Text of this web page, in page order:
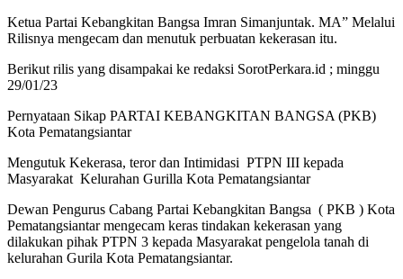
Ketua Partai Kebangkitan Bangsa Imran Simanjuntak. MA” Melalui
Rilisnya mengecam dan menutuk perbuatan kekerasan itu.
Berikut rilis yang disampakai ke redaksi SorotPerkara.id ; minggu
29/01/23
Pernyataan Sikap PARTAI KEBANGKITAN BANGSA (PKB)
Kota Pematangsiantar
Mengutuk Kekerasa, teror dan Intimidasi PTPN III kepada
Masyarakat Kelurahan Gurilla Kota Pematangsiantar
Dewan Pengurus Cabang Partai Kebangkitan Bangsa ( PKB ) Kota
Pematangsiantar mengecam keras tindakan kekerasan yang
dilakukan pihak PTPN 3 kepada Masyarakat pengelola tanah di
kelurahan Gurila Kota Pematangsiantar.